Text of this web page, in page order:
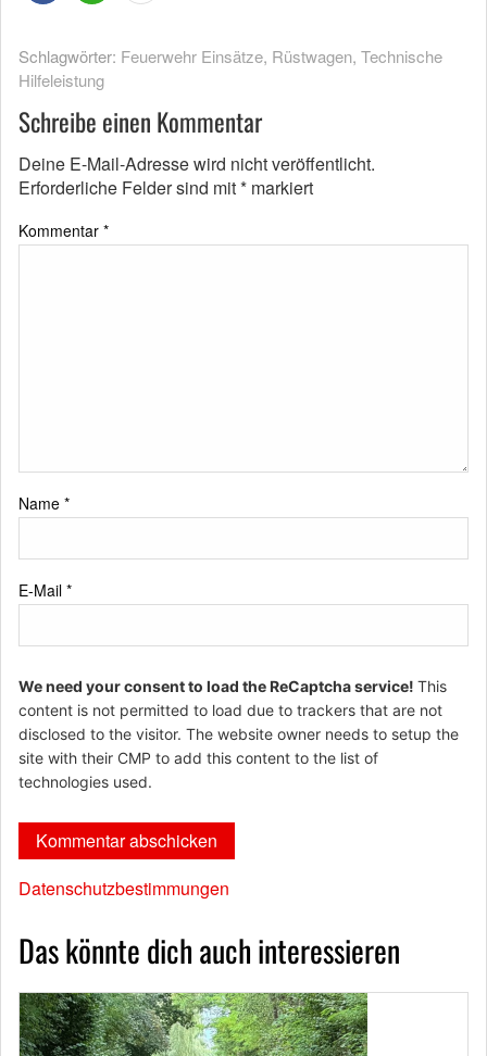
Schlagwörter: Feuerwehr Einsätze, Rüstwagen, Technische
Hilfeleistung
Schreibe einen Kommentar
Deine E-Mail-Adresse wird nicht veröffentlicht.
Erforderliche Felder sind mit* markiert
Kommentar *
Name *
E-Mail *
We need your consent to load the ReCaptcha service! This
content is not permitted to load due to trackers that are not
disclosed to the visitor. The website owner needs to setup the
site with their CMP to add this content to the list of
technologies used.
Datenschutzbestimmungen
Das könnte dich auch interessieren